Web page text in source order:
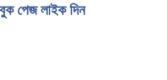
পেজ লাইক দিন